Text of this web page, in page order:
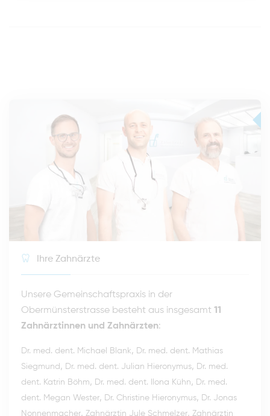
Ihre Zahnärzte
Unsere Gemeinschaftspraxis in der
Obermünsterstrasse besteht aus insgesamt 11
Zahnärztinnen und Zahnärzten:
Dr. med. dent. Michael Blank, Dr. med. dent. Mathias
Siegmund , Dr. med. dent. Julian Hieronymus, Dr. med.
dent. Katrin Böhm, Dr. med. dent. Ilona Kühn, Dr. med.
dent. Megan Wester, Dr. Christine Hieronymus, Dr. Jonas
Nonnenmacher, Zahnärztin Jule Schmelzer, Zahnärztin